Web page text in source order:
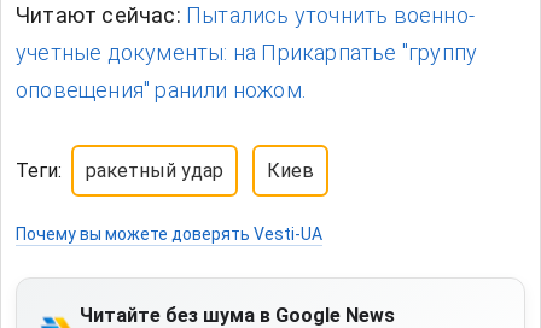
Читают сейчас: Пытались уточнить военно-
учетные документы: на Прикарпатье "группу
оповещения" ранили ножом.
Теги: ракетный удар Киев
Почему вы можете доверять Vesti-UA
Читайте без шума в Google News